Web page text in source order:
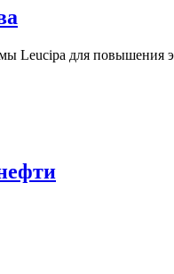
Leucipa для повышения